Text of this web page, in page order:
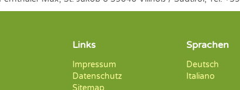
Links
Impressum
Datenschutz
Sitemap
Sprachen
Deutsch
Italiano